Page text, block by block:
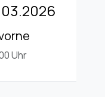
Uhr